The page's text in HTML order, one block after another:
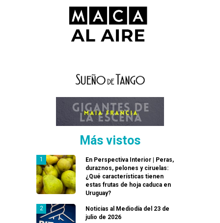
Más vistos
En Perspectiva Interior | Peras,
duraznos, pelones y ciruelas:
¿Qué características tienen
estas frutas de hoja caduca en
Uruguay?
Noticias al Mediodía del 23 de
julio de 2026